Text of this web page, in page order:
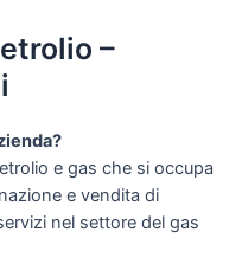
–
e gas che si occupa
e vendita di
nel settore del gas